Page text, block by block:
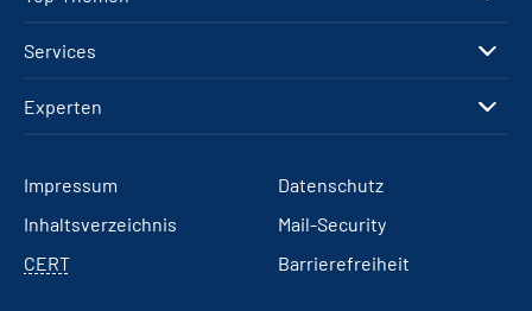
Services
Experten
Impressum
Datenschutz
Inhaltsverzeichnis
Mail-Security
CERT
Barrierefreiheit